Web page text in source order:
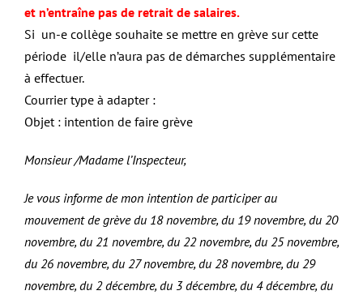
et n’entraîne pas de retrait de salaires.
Si un-e collège souhaite se mettre en grève sur cette
période il/elle n’aura pas de démarches supplémentaire
à effectuer.
Courrier type à adapter :
Objet : intention de faire grève
Monsieur /Madame l’Inspecteur,
Je vous informe de mon intention de participer au
mouvement de grève du 18 novembre, du 19 novembre, du 20
novembre, du 21 novembre, du 22 novembre, du 25 novembre,
du 26 novembre, du 27 novembre, du 28 novembre, du 29
novembre, du 2 décembre, du 3 décembre, du 4 décembre, du